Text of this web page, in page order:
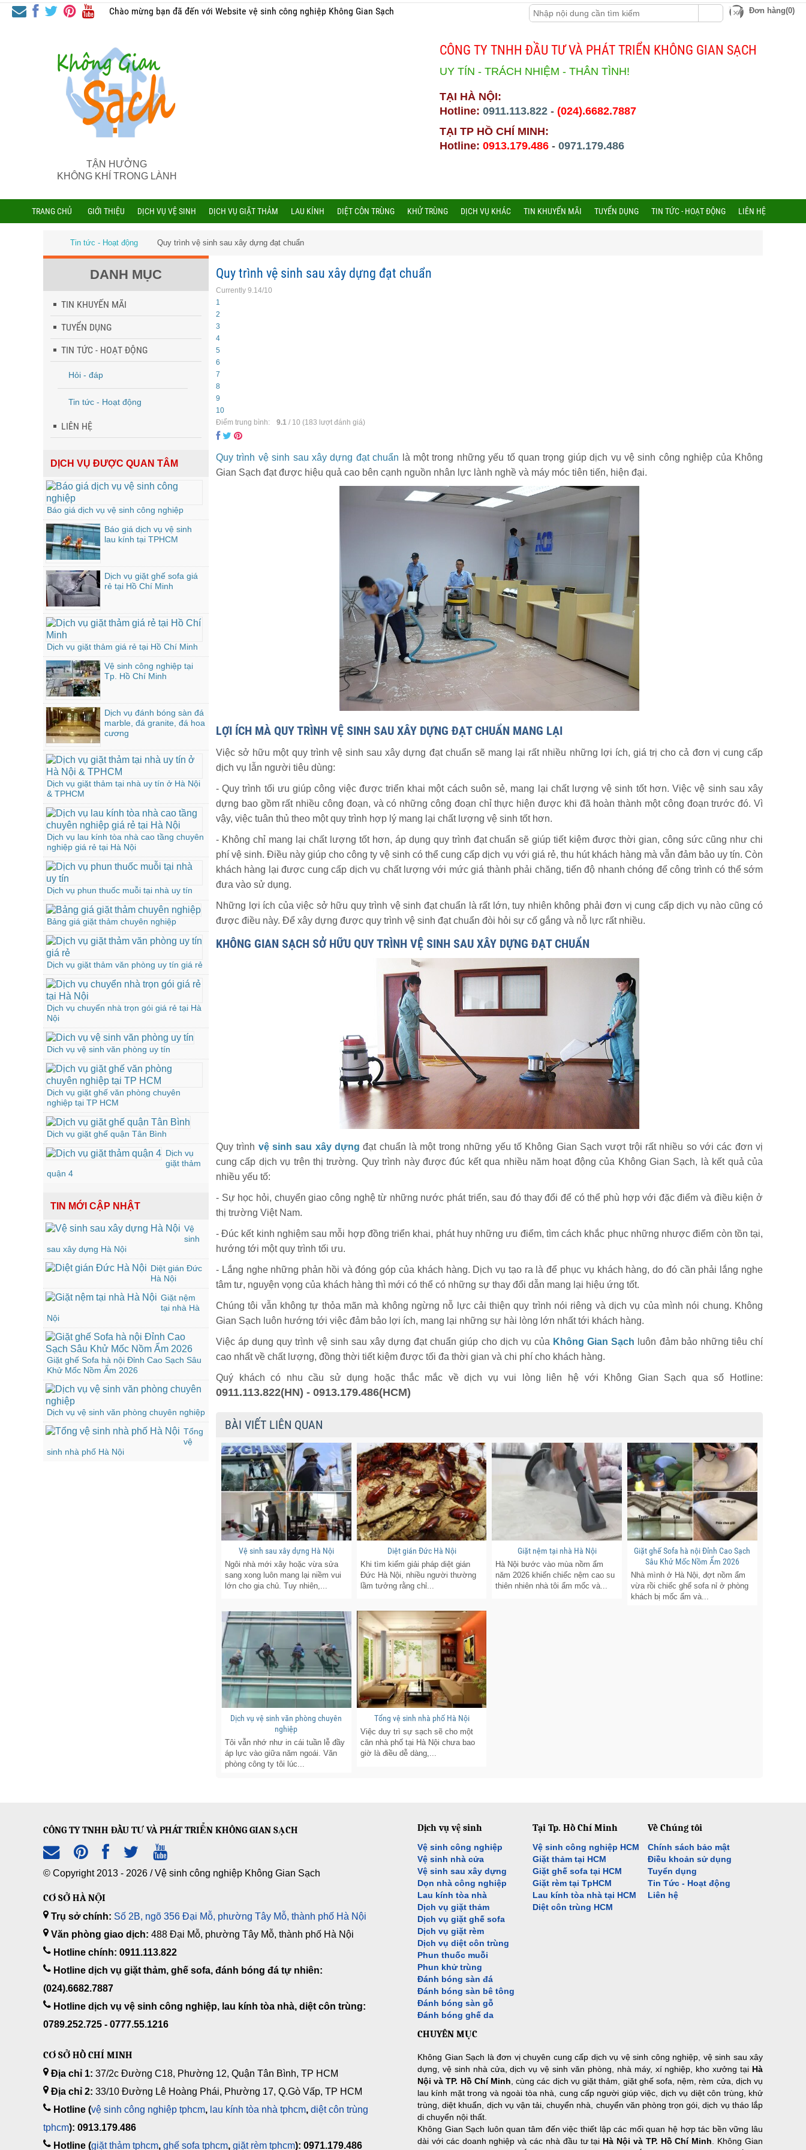
Chào mừng bạn đã đến với Website vệ sinh công nghiệp Không Gian Sạch Đơn hàng(0)
TẬN HƯỞNG
KHÔNG KHÍ TRONG LÀNH
CÔNG TY TNHH ĐẦU TƯ VÀ PHÁT TRIỂN KHÔNG GIAN SẠCH
UY TÍN - TRÁCH NHIỆM - THÂN TÌNH!
TẠI HÀ NỘI:
Hotline: 0911.113.822 - (024).6682.7887
TẠI TP HỒ CHÍ MINH:
Hotline: 0913.179.486 - 0971.179.486
TRANG CHỦ GIỚI THIỆU DỊCH VỤ VỆ SINH DỊCH VỤ GIẶT THẢM LAU KÍNH DIỆT CÔN TRÙNG KHỬ TRÙNG DỊCH VỤ KHÁC TIN KHUYẾN MÃI TUYỂN DỤNG TIN TỨC - HOẠT ĐỘNG LIÊN HỆ
Tin tức - Hoạt động Quy trình vệ sinh sau xây dựng đạt chuẩn
DANH MỤC
TIN KHUYẾN MÃI
TUYỂN DỤNG
TIN TỨC - HOẠT ĐỘNG
Hỏi - đáp
Tin tức - Hoạt động
LIÊN HỆ
DỊCH VỤ ĐƯỢC QUAN TÂM
Báo giá dịch vụ vệ sinh công nghiệp
Báo giá dịch vụ vệ sinh
lau kính tại TPHCM
Dịch vụ giặt ghế sofa giá
rẻ tại Hồ Chí Minh
Dịch vụ giặt thảm giá rẻ tại Hồ Chí Minh
Vệ sinh công nghiệp tại
Tp. Hồ Chí Minh
Dịch vụ đánh bóng sàn đá
marble, đá granite, đá hoa
cương
Dịch vụ giặt thảm tại nhà uy tín ở Hà Nội
& TPHCM
Dịch vụ lau kính tòa nhà cao tầng chuyên
nghiệp giá rẻ tại Hà Nội
Dịch vụ phun thuốc muỗi tại nhà uy tín
Bảng giá giặt thảm chuyên nghiệp
Dịch vụ giặt thảm văn phòng uy tín giá rẻ
Dịch vụ chuyển nhà trọn gói giá rẻ tại Hà
Nội
Dich vụ vệ sinh văn phòng uy tín
Dịch vụ giặt ghế văn phòng chuyên
nghiệp tại TP HCM
Dịch vụ giặt ghế quận Tân Bình
Dịch vụ
giặt thảm
quận 4
TIN MỚI CẬP NHẬT
Vệ
sinh
sau xây dựng Hà Nội
Diệt gián Đức
Hà Nội
Giặt nệm
tại nhà Hà
Nội
Giặt ghế Sofa hà nội Đỉnh Cao Sạch Sâu
Khử Mốc Nồm Ẩm 2026
Dịch vụ vệ sinh văn phòng chuyên nghiệp
Tổng
vệ
sinh nhà phố Hà Nội
Quy trình vệ sinh sau xây dựng đạt chuẩn
Currently 9.14/10
1
2
3
4
5
6
7
8
9
10
Điểm trung bình:
9.1 / 10 (183 lượt đánh giá)
Quy trình vệ sinh sau xây dựng đạt chuẩn là một trong những yếu tố quan trọng giúp dịch vụ vệ sinh công nghiệp của Không
Gian Sạch đạt được hiệu quả cao bên cạnh nguồn nhân lực lành nghề và máy móc tiên tiến, hiện đại.
LỢI ÍCH MÀ QUY TRÌNH VỆ SINH SAU XÂY DỰNG ĐẠT CHUẨN MANG LẠI
Việc sở hữu một quy trình vệ sinh sau xây dựng đạt chuẩn sẽ mang lại rất nhiều những lợi ích, giá trị cho cả đơn vị cung cấp
dịch vụ lẫn người tiêu dùng:
- Quy trình tối ưu giúp công việc được triển khai một cách suôn sẻ, mang lại chất lượng vệ sinh tốt hơn. Việc vệ sinh sau xây
dựng bao gồm rất nhiều công đoạn, và có những công đoạn chỉ thực hiện được khi đã hoàn thành một công đoạn trước đó. Vì
vậy, việc tuân thủ theo một quy trình hợp lý mang lại chất lượng vệ sinh tốt hơn.
- Không chỉ mang lại chất lượng tốt hơn, áp dụng quy trình đạt chuẩn sẽ giúp tiết kiệm được thời gian, công sức cũng như chi
phí vệ sinh. Điều này giúp cho công ty vệ sinh có thể cung cấp dịch vụ với giá rẻ, thu hút khách hàng mà vẫn đảm bảo uy tín. Còn
khách hàng lại được cung cấp dịch vụ chất lượng với mức giá thành phải chăng, tiến độ nhanh chóng để công trình có thể sớm
đưa vào sử dụng.
Những lợi ích của việc sở hữu quy trình vệ sinh đạt chuẩn là rất lớn, tuy nhiên không phải đơn vị cung cấp dịch vụ nào cũng có
được điều này. Để xây dựng được quy trình vệ sinh đạt chuẩn đòi hỏi sự cố gắng và nỗ lực rất nhiều.
KHÔNG GIAN SẠCH SỞ HỮU QUY TRÌNH VỆ SINH SAU XÂY DỰNG ĐẠT CHUẨN
Quy trình vệ sinh sau xây dựng đạt chuẩn là một trong những yếu tố Không Gian Sạch vượt trội rất nhiều so với các đơn vị
cung cấp dịch vụ trên thị trường. Quy trình này được đúc kết qua nhiều năm hoạt động của Không Gian Sạch, là kết quả của
nhiều yếu tố:
- Sự học hỏi, chuyển giao công nghệ từ những nước phát triển, sau đó thay đổi để có thể phù hợp với đặc điểm và điều kiện ở
thị trường Việt Nam.
- Đúc kết kinh nghiệm sau mỗi hợp đồng triển khai, phát huy những ưu điểm, tìm cách khắc phục những nhược điểm còn tồn tại,
hướng tới một quy trình tối ưu.
- Lắng nghe những phản hồi và đóng góp của khách hàng. Dịch vụ tạo ra là để phục vụ khách hàng, do đó cần phải lắng nghe
tâm tư, nguyện vọng của khách hàng thì mới có thể có những sự thay đổi dẫn mang lại hiệu ứng tốt.
Chúng tôi vẫn không tự thỏa mãn mà không ngừng nỗ lực cải thiện quy trình nói riêng và dịch vụ của mình nói chung. Không
Gian Sạch luôn hướng tới việc đảm bảo lợi ích, mang lại những sự hài lòng lớn nhất tới khách hàng.
Việc áp dụng quy trình vệ sinh sau xây dựng đạt chuẩn giúp cho dịch vụ của Không Gian Sạch luôn đảm bảo những tiêu chí
cao nhất về chất lượng, đồng thời tiết kiệm được tối đa thời gian và chi phí cho khách hàng.
Quý khách có nhu cầu sử dụng hoặc thắc mắc về dịch vụ vui lòng liên hệ với Không Gian Sạch qua số Hotline:
0911.113.822(HN) - 0913.179.486(HCM)
BÀI VIẾT LIÊN QUAN
Vệ sinh sau xây dựng Hà Nội
Ngôi nhà mới xây hoặc vừa sửa
sang xong luôn mang lại niềm vui
lớn cho gia chủ. Tuy nhiên,...
Diệt gián Đức Hà Nội
Khi tìm kiếm giải pháp diệt gián
Đức Hà Nội, nhiều người thường
lầm tưởng rằng chỉ...
Giặt nệm tại nhà Hà Nội
Hà Nội bước vào mùa nồm ẩm
năm 2026 khiến chiếc nệm cao su
thiên nhiên nhà tôi ẩm mốc và...
Giặt ghế Sofa hà nội Đỉnh Cao Sạch
Sâu Khử Mốc Nồm Ẩm 2026
Nhà mình ở Hà Nội, đợt nồm ẩm
vừa rồi chiếc ghế sofa nỉ ở phòng
khách bị mốc ẩm và...
Dịch vụ vệ sinh văn phòng chuyên
nghiệp
Tôi vẫn nhớ như in cái tuần lễ đầy
áp lực vào giữa năm ngoái. Văn
phòng công ty tôi lúc...
Tổng vệ sinh nhà phố Hà Nội
Việc duy trì sự sạch sẽ cho một
căn nhà phố tại Hà Nội chưa bao
giờ là điều dễ dàng,...
CÔNG TY TNHH ĐẦU TƯ VÀ PHÁT TRIỂN KHÔNG GIAN SẠCH
© Copyright 2013 - 2026 /Vệ sinh công nghiệp Không Gian Sạch
CƠ SỞ HÀ NỘI
Trụ sở chính: Số 2B, ngõ 356 Đại Mỗ, phường Tây Mỗ, thành phố Hà Nội
Văn phòng giao dịch: 488 Đại Mỗ, phường Tây Mỗ, thành phố Hà Nội
Hotline chính: 0911.113.822
Hotline dịch vụ giặt thảm, ghế sofa, đánh bóng đá tự nhiên:
(024).6682.7887
Hotline dịch vụ vệ sinh công nghiệp, lau kính tòa nhà, diệt côn trùng:
0789.252.725 - 0777.55.1216
CƠ SỞ HỒ CHÍ MINH
Địa chỉ 1: 37/2c Đường C18, Phường 12, Quận Tân Bình, TP HCM
Địa chỉ 2: 33/10 Đường Lê Hoàng Phái, Phường 17, Q.Gò Vấp, TP HCM
Hotline (vệ sinh công nghiệp tphcm, lau kính tòa nhà tphcm, diệt côn trùng
tphcm): 0913.179.486
Hotline (giặt thảm tphcm, ghế sofa tphcm, giặt rèm tphcm): 0971.179.486
Dịch vụ vệ sinh
Vệ sinh công nghiệp
Vệ sinh nhà cửa
Vệ sinh sau xây dựng
Dọn nhà công nghiệp
Lau kính tòa nhà
Dịch vụ giặt thảm
Dịch vụ giặt ghế sofa
Dịch vụ giặt rèm
Dịch vụ diệt côn trùng
Phun thuốc muỗi
Phun khử trùng
Đánh bóng sàn đá
Đánh bóng sàn bê tông
Đánh bóng sàn gỗ
Đánh bóng ghế da
Tại Tp. Hồ Chí Minh
Vệ sinh công nghiệp HCM
Giặt thảm tại HCM
Giặt ghế sofa tại HCM
Giặt rèm tại TpHCM
Lau kính tòa nhà tại HCM
Diệt côn trùng HCM
Về Chúng tôi
Chính sách bảo mật
Điều khoản sử dụng
Tuyển dụng
Tin Tức - Hoạt động
Liên hệ
CHUYÊN MỤC
Không Gian Sạch là đơn vị chuyên cung cấp dịch vụ vệ sinh công nghiệp, vệ sinh sau xây
dựng, vệ sinh nhà cửa, dịch vụ vệ sinh văn phòng, nhà máy, xí nghiệp, kho xưởng tại Hà
Nội và TP. Hồ Chí Minh , cùng các dịch vụ giặt thảm, giặt ghế sofa, nệm, rèm cửa, dịch vụ
lau kính mặt trong và ngoài tòa nhà, cung cấp người giúp việc, dịch vụ diệt côn trùng, khử
trùng, diệt khuẩn, dịch vụ vận tải, chuyển nhà, chuyển văn phòng trọn gói, dịch vụ tháo lắp
di chuyển nội thất.
Không Gian Sạch luôn quan tâm đến việc thiết lập các mối quan hệ hợp tác bền vững lâu
dài với các doanh nghiệp và các nhà đầu tư tại Hà Nội và TP. Hồ Chí Minh . Không Gian